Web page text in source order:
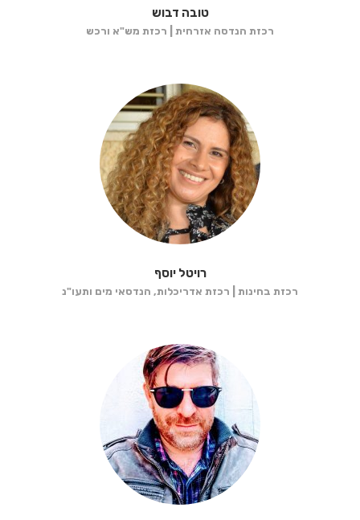
טובה דבוש
רכזת הנדסה אזרחית | רכזת מש"א ורכש
רויטל יוסף
רכזת בחינות | רכזת אדריכלות, הנדסאי מים ותעו"נ